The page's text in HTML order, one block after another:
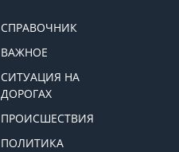
СПРАВОЧНИК
ВАЖНОЕ
СИТУАЦИЯ НА
ДОРОГАХ
ПРОИСШЕСТВИЯ
ПОЛИТИКА